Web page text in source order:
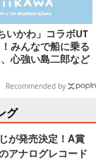
いかわ」コラボUT
みんなで船に乗る
心強い島二郎など
特別コレクション
Recommended by
グ
が発売決定！A賞
アナログレコード